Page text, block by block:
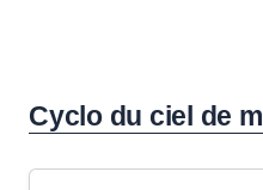
Cyclo du ciel de